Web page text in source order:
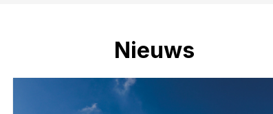
Nieuws